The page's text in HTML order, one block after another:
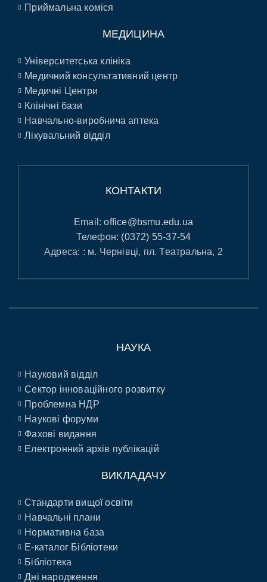
Приймальна коміся
МЕДИЦИНА
Університетська клініка
Медичний консультативний центр
Медичні Центри
Клінічні бази
Навчально-виробнича аптека
Лікувальний відділ
КОНТАКТИ
Email:office@bsmu.edu.ua
Телефон: (0372) 55-37-54
Адреса: : м. Чернівці, пл. Театральна, 2
НАУКА
Науковий відділ
Сектор інноваційного розвитку
Проблемна НДР
Наукові форуми
Фахові видання
Електронний архів публікацій
ВИКЛАДАЧУ
Стандарти вищої освіти
Навчальні плани
Нормативна база
E-каталог Бібліотеки
Бібліотека
Дні народження